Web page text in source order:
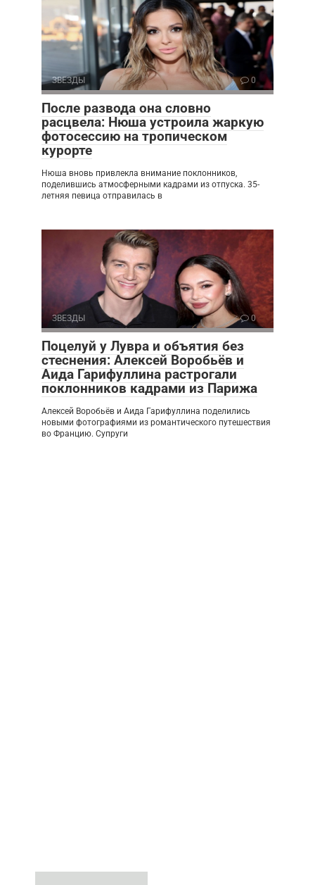
ЗВЕЗДЫ 0
После развода она словно
расцвела: Нюша устроила жаркую
фотосессию на тропическом
курорте
Нюша вновь привлекла внимание поклонников,
поделившись атмосферными кадрами из отпуска. 35-
летняя певица отправилась в
ЗВЕЗДЫ 0
Поцелуй у Лувра и объятия без
стеснения: Алексей Воробьёв и
Аида Гарифуллина растрогали
поклонников кадрами из Парижа
Алексей Воробьёв и Аида Гарифуллина поделились
новыми фотографиями из романтического путешествия
во Францию. Супруги